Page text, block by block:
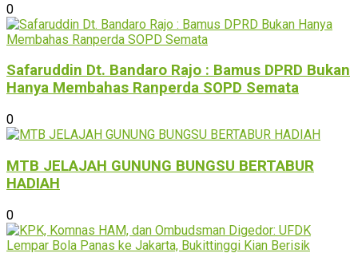
0
Safaruddin Dt. Bandaro Rajo : Bamus DPRD Bukan
Hanya Membahas Ranperda SOPD Semata
0
MTB JELAJAH GUNUNG BUNGSU BERTABUR
HADIAH
0